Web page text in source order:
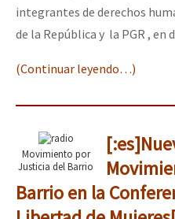
integrantes de derechos
de la República y la PGR ,
(Continuar leyendo…)
Movimiento por
Justicia del Barrio
Barrio en la